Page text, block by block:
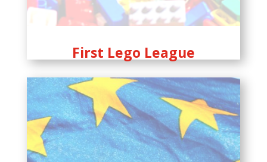
First Lego League